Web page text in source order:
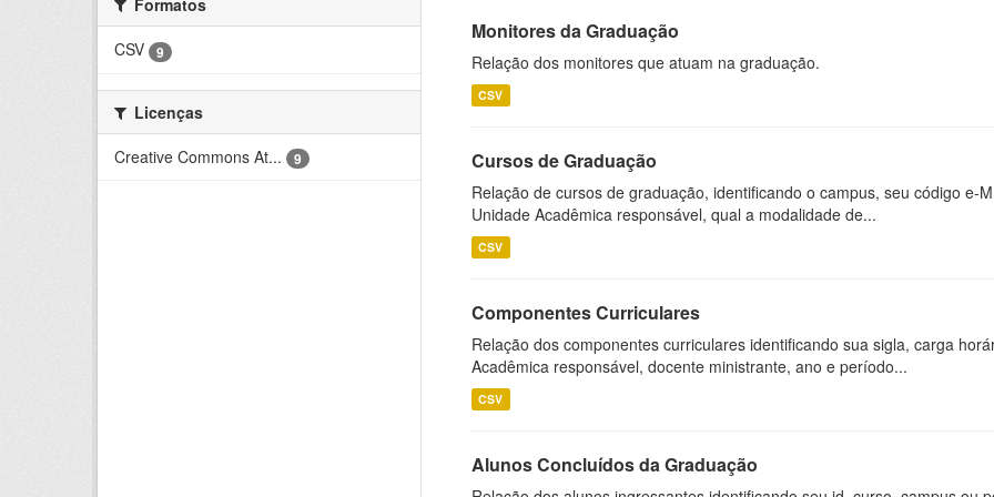
Formatos
CSV
9
Licenças
Creative Commons At...
9
Monitores da Graduação
Relação dos monitores que atuam na graduação.
CSV
Cursos de Graduação
Relação de cursos de graduação, identificando o campus, seu código e-
Unidade Acadêmica responsável, qual a modalidade de...
CSV
Componentes Curriculares
Relação dos componentes curriculares identificando sua sigla, carga
Acadêmica responsável, docente ministrante, ano e período...
CSV
Alunos Concluídos da Graduação